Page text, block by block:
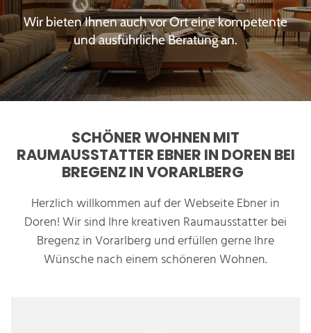
Wir bieten Ihnen auch vor Ort eine kompetente
und ausführliche Beratung an.
SCHÖNER WOHNEN MIT
RAUMAUSSTATTER EBNER IN DOREN BEI
BREGENZ IN VORARLBERG
Herzlich willkommen auf der Webseite Ebner in
Doren! Wir sind Ihre kreativen Raumausstatter bei
Bregenz in Vorarlberg und erfüllen gerne Ihre
Wünsche nach einem schöneren Wohnen.